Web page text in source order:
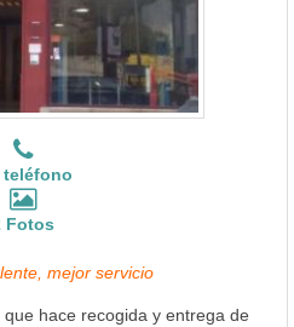
teléfono
Fotos
mejor servicio
hace recogida y entrega de